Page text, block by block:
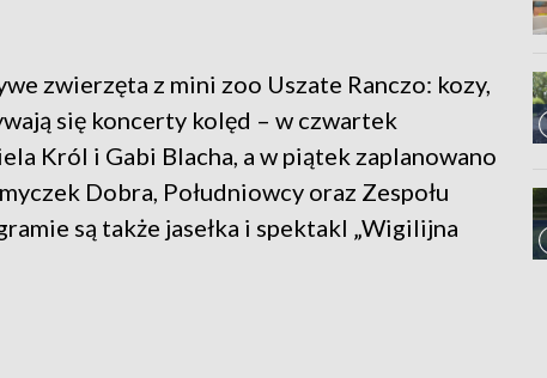
zwierzęta z mini zoo Uszate Ranczo: kozy,
się koncerty kolęd – w czwartek
Król i Gabi Blacha, a w piątek zaplanowano
Dobra, Południowcy oraz Zespołu
są także jasełka i spektakl „Wigilijna